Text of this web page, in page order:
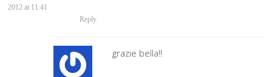
2012 at 11:41
Reply
grazie bella!!